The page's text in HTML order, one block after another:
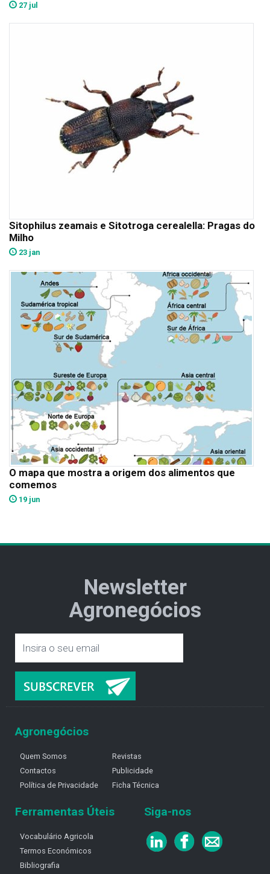
27 jul
Sitophilus zeamais e Sitotroga cerealella: Pragas do
Milho
23 jan
O mapa que mostra a origem dos alimentos que
comemos
19 jun
Newsletter
Agronegócios
Agronegócios
Quem Somos
Contactos
Política de Privacidade
Revistas
Publicidade
Ficha Técnica
Ferramentas Úteis
Vocabulário Agricola
Termos Económicos
Bibliografia
Siga-nos